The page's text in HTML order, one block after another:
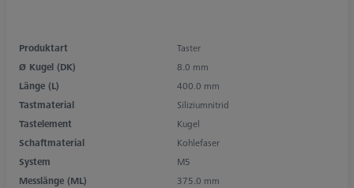
Produktart
Taster
Ø Kugel (DK)
8.0 mm
Länge (L)
400.0 mm
Tastmaterial
Siliziumnitrid
Tastelement
Kugel
Schaftmaterial
Kohlefaser
System
M5
Messlänge (ML)
375.0 mm